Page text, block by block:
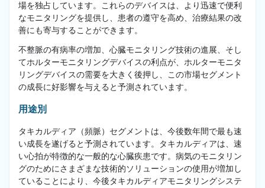
場を独占しています。これらのデバイスは、より迅速で便利
なモニタリングを提供し、患者の遵守を高め、治療結果の改
善にも寄与することができます。
不整脈の有病率の増加、心臓モニタリング技術の進展、そし
てホルターモニタリングデバイスの利点が、ホルターモニタ
リングデバイスの需要を大きく後押し、この市場セグメント
の成長に好影響を与えると予測されています。
用途別
タキカルディア（頻脈）セグメントは、今後数年間で最も速
い成長を遂げると予測されています。タキカルディアは、速
い心拍が特徴的な一般的な心臓疾患です。病気のモニタリン
グのためにさまざまな技術的ソリューションの使用が増加し
ていることにより、今後タキカルディアモニタリングシステ